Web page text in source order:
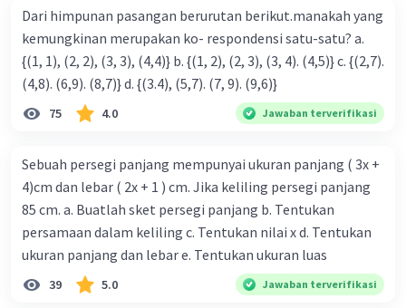
Dari himpunan pasangan berurutan berikut.manakah yang
kemungkinan merupakan ko- respondensi satu-satu? a.
{(1, 1), (2, 2), (3, 3), (4,4)} b. {(1, 2), (2, 3), (3, 4). (4,5)} c. {(2,7).
(4,8). (6,9). (8,7)} d. {(3.4), (5,7). (7, 9). (9,6)}
75 4.0 Jawaban terverifikasi
Sebuah persegi panjang mempunyai ukuran panjang ( 3x +
4)cm dan lebar ( 2x + 1 ) cm. Jika keliling persegi panjang
85 cm. a. Buatlah sket persegi panjang b. Tentukan
persamaan dalam keliling c. Tentukan nilai x d. Tentukan
ukuran panjang dan lebar e. Tentukan ukuran luas
39 5.0 Jawaban terverifikasi